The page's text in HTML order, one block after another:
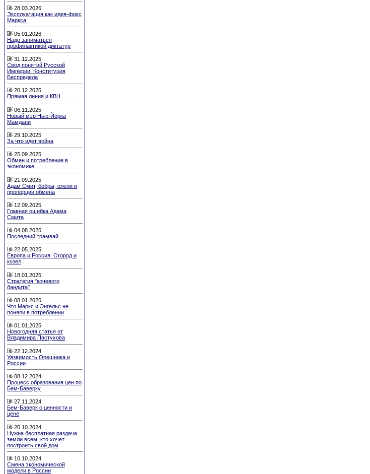
28.03.2026
Эксплуатация как идея-фикс
Маркса
05.01.2026
Надо заниматься
профилактикой диктатур
31.12.2025
Свод понятий Русской
Империи. Конституция
Беспредела
20.12.2025
Прямая линия и КВН
06.11.2025
Новый мэр Нью-Йорка
Мамдани
29.10.2025
За что идет война
25.09.2025
Обмен и потребление в
экономике
21.09.2025
Адам Смит, бобры, олени и
пропорции обмена
12.09.2025
Главная ошибка Адама
Смита
04.08.2025
Последний трамвай
22.05.2025
Европа и Россия. Огород и
козел
18.01.2025
Стратегия "кочевого
бандита"
08.01.2025
Что Маркс и Энгельс не
поняли в потреблении
01.01.2025
Новогодняя статья от
Владимира Пастухова
22.12.2024
Уязвимость Орешника и
России
08.12.2024
Процесс образования цен по
Бем-Баверку
27.11.2024
Бем-Баверк о ценности и
цене
20.10.2024
Нужна бесплатная раздача
земли всем, кто хочет
построить свой дом
10.10.2024
Смена экономической
модели в России